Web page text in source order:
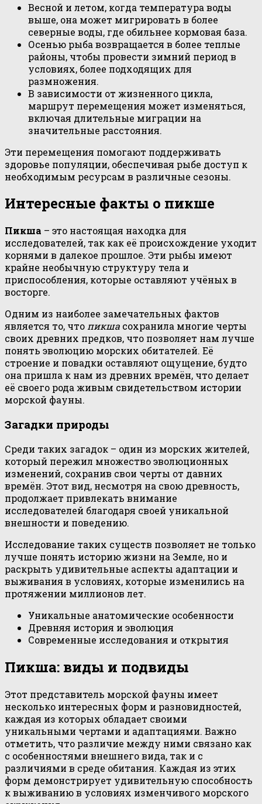
Весной и летом, когда температура воды
выше, она может мигрировать в более
северные воды, где обильнее кормовая база.
Осенью рыба возвращается в более теплые
районы, чтобы провести зимний период в
условиях, более подходящих для
размножения.
В зависимости от жизненного цикла,
маршрут перемещения может изменяться,
включая длительные миграции на
значительные расстояния.
Эти перемещения помогают поддерживать
здоровье популяции, обеспечивая рыбе доступ к
необходимым ресурсам в различные сезоны.
Интересные факты о пикше
Пикша – это настоящая находка для
исследователей, так как её происхождение уходит
корнями в далекое прошлое. Эти рыбы имеют
крайне необычную структуру тела и
приспособления, которые оставляют учёных в
восторге.
Одним из наиболее замечательных фактов
является то, чтопикша сохранила многие черты
своих древних предков, что позволяет нам лучше
понять эволюцию морских обитателей. Её
строение и повадки оставляют ощущение, будто
она пришла к нам из древних времён, что делает
её своего рода живым свидетельством истории
морской фауны.
Загадки природы
Среди таких загадок – один из морских жителей,
который пережил множество эволюционных
изменений, сохранив свои черты от давних
времён. Этот вид, несмотря на свою древность,
продолжает привлекать внимание
исследователей благодаря своей уникальной
внешности и поведению.
Исследование таких существ позволяет не только
лучше понять историю жизни на Земле, но и
раскрыть удивительные аспекты адаптации и
выживания в условиях, которые изменились на
протяжении миллионов лет.
Уникальные анатомические особенности
Древняя история и эволюция
Современные исследования и открытия
Пикша: виды и подвиды
Этот представитель морской фауны имеет
несколько интересных форм и разновидностей,
каждая из которых обладает своими
уникальными чертами и адаптациями. Важно
отметить, что различие между ними связано как
с особенностями внешнего вида, так и с
различиями в среде обитания. Каждая из этих
форм демонстрирует удивительную способность
к выживанию в условиях изменчивого морского